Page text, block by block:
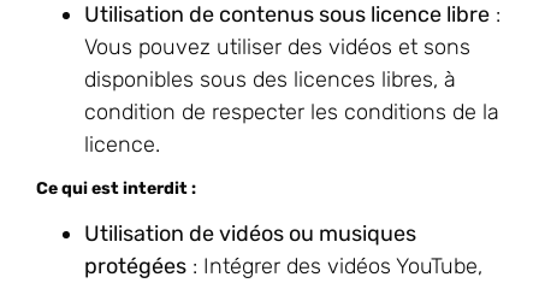
Utilisation de contenus sous licence libre :
Vous pouvez utiliser des vidéos et sons
disponibles sous des licences libres, à
condition de respecter les conditions de la
licence.
Ce qui est interdit :
Utilisation de vidéos ou musiques
protégées : Intégrer des vidéos YouTube,